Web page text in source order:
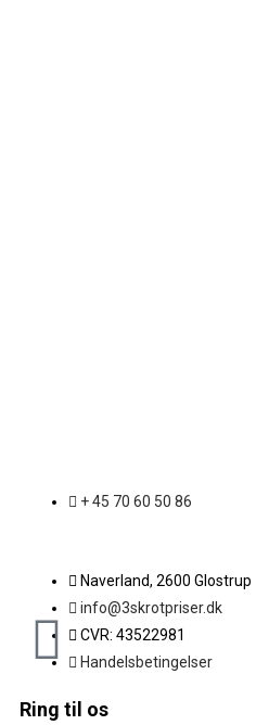
+ 45 70 60 50 86
Naverland, 2600 Glostrup
info@3skrotpriser.dk
CVR: 43522981
Handelsbetingelser
Ring til os